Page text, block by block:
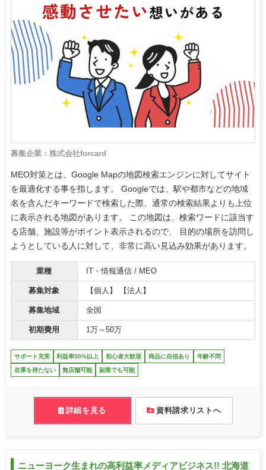
募集企業：株式会社forcard
MEO対策とは、Google Mapの地図検索エンジンに対してサイト
を最適化する事を指します。 Googleでは、駅や都市などの地域
名を含んだキーワードで検索した際、通常の検索結果よりも上位
に表示される地図があります。 この地図は、検索ワードに該当す
る店舗、施設等がポイント表示されるので、 目的の場所を訪問し
ようとしている人に対して、非常に高い見込み効果があります。
業種 IT・情報通信 / MEO
募集対象 【個人】 【法人】
募集地域 全国
初期費用 1万～50万
サポート充実 利益率50%以上 初心者大歓迎 商品に自信あり 年齢不問
在庫を持たない 無店舗可能 副業でも可能
詳細を見る 資料請求リストへ
ニューヨーク生まれの高利益率メディアビジネス!! 北海道